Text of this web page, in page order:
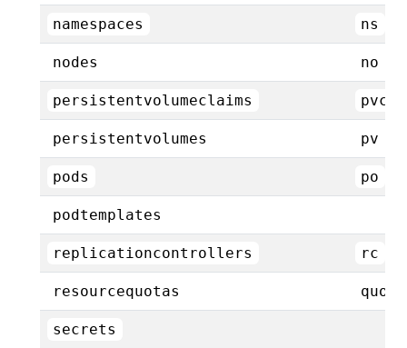
namespaces ns
nodes no
persistentvolumeclaims pvc
persistentvolumes pv
pods po
podtemplates
replicationcontrollers rc
resourcequotas quota
secrets